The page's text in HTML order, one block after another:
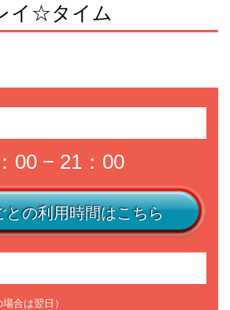
イ☆タイム
00 − 21：00
との利用時間はこちら
合は翌日）